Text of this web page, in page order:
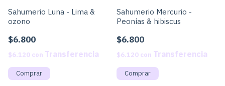
Sahumerio Luna - Lima &
ozono
$6.800
$6.120 con
Sahumerio Mercurio -
Peonías & hibiscus
$6.800
$6.120 con